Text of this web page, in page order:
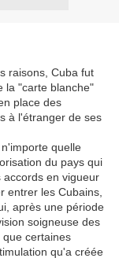
raisons, Cuba fut
la "carte blanche"
place des
à l'étranger de ses
quelle
du pays qui
accords en vigueur
entrer les Cubains,
après une période
soigneuse des
certaines
qu'a créée